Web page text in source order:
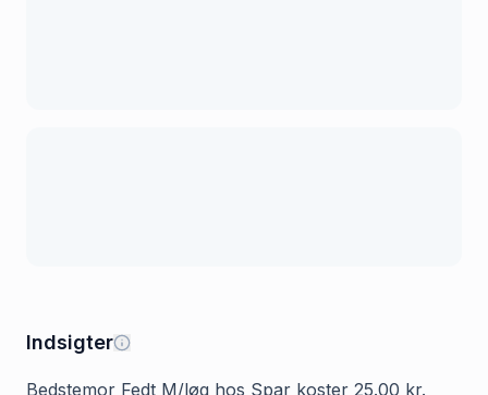
Indsigter
Bedstemor Fedt M/løg hos Spar koster 25.00 kr.